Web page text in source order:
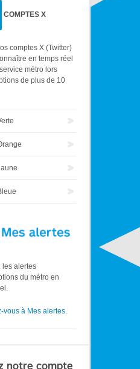
COMPTES X
comptes X (Twitter)
en temps réel
service métro lors
de plus de 10
les alertes
du métro en
vous à Mes alertes.
notre compte